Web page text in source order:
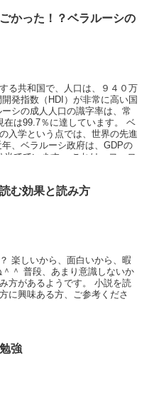
かった！？ベラルーシの
る共和国で、人口は、９４０万
発指数（HDI）が非常に高い国
シの成人人口の識字率は、常
在は99.7％に達しています。 ベ
入学という点では、世界の先進
、ベラルーシ政府は、GDPの
当てています。 これは、ヨーロ
む効果と読み方
楽しいから、面白いから、暇
＾ 普段、あまり意識しないか
方があるようです。 小説を読
に興味ある方、ご参考くださ
強